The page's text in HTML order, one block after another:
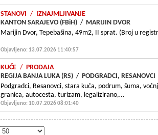
STANOVI / IZNAJMLJIVANJE
KANTON SARAJEVO (FBiH) / MARIJIN DVOR
Marijin Dvor, Tepebašina, 49m2, II sprat. (Broj u
Objavljeno: 13.07.2026 11:40:57
KUĆE / PRODAJA
REGIJA BANJA LUKA (RS) / PODGRADCI, RESANOVCI
Podgradci, Resanovci, stara kuća, podrum, šuma,
granica, autocesta, turizam, legalizirano,…
Objavljeno: 10.07.2026 08:01:40